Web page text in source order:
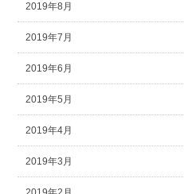
2019年8月
2019年7月
2019年6月
2019年5月
2019年4月
2019年3月